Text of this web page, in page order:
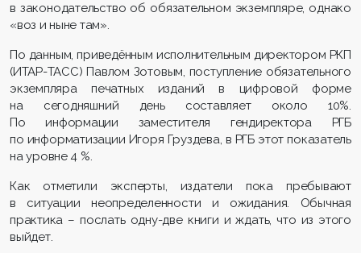
в законодательство об обязательном экземпляре, однако
«воз и ныне там».
По данным, приведённым исполнительным директором РКП
(ИТАР-ТАСС) Павлом Зотовым, поступление обязательного
экземпляра печатных изданий в цифровой форме
на сегодняшний день составляет около 10%.
По информации заместителя гендиректора РГБ
по информатизации Игоря Груздева, в РГБ этот показатель
на уровне 4 %.
Как отметили эксперты, издатели пока пребывают
в ситуации неопределенности и ожидания. Обычная
практика – послать одну-две книги и ждать, что из этого
выйдет.